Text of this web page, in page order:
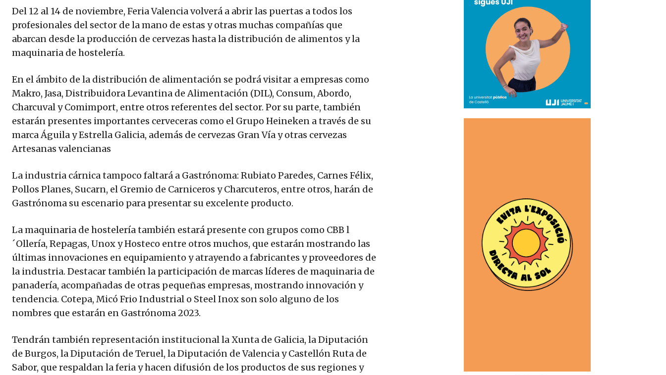
Del 12 al 14 de noviembre, Feria Valencia volverá a abrir las puertas a todos los
profesionales del sector de la mano de estas y otras muchas compañías que
abarcan desde la producción de cervezas hasta la distribución de alimentos y la
maquinaria de hostelería.
En el ámbito de la distribución de alimentación se podrá visitar a empresas como
Makro, Jasa, Distribuidora Levantina de Alimentación (DIL), Consum, Abordo,
Charcuval y Comimport, entre otros referentes del sector. Por su parte, también
estarán presentes importantes cerveceras como el Grupo Heineken a través de su
marca Águila y Estrella Galicia, además de cervezas Gran Vía y otras cervezas
Artesanas valencianas
La industria cárnica tampoco faltará a Gastrónoma: Rubiato Paredes, Carnes Félix,
Pollos Planes, Sucarn, el Gremio de Carniceros y Charcuteros, entre otros, harán de
Gastrónoma su escenario para presentar su excelente producto.
La maquinaria de hostelería también estará presente con grupos como CBB l
´Ollería, Repagas, Unox y Hosteco entre otros muchos, que estarán mostrando las
últimas innovaciones en equipamiento y atrayendo a fabricantes y proveedores de
la industria. Destacar también la participación de marcas líderes de maquinaria de
panadería, acompañadas de otras pequeñas empresas, mostrando innovación y
tendencia. Cotepa, Micó Frio Industrial o Steel Inox son solo alguno de los
nombres que estarán en Gastrónoma 2023.
Tendrán también representación institucional la Xunta de Galicia, la Diputación
de Burgos, la Diputación de Teruel, la Diputación de Valencia y Castellón Ruta de
Sabor, que respaldan la feria y hacen difusión de los productos de sus regiones y